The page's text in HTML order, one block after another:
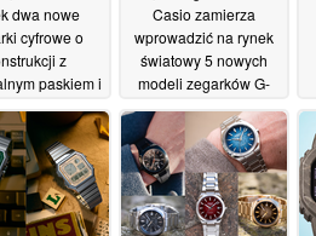
dwa nowe
cyfrowe o
z
paskiem i
do lat
06/07/2026
Casio zamierza
wprowadzić na rynek
światowy 5 nowych
modeli zegarków G-
Baby-G
03/07/2026